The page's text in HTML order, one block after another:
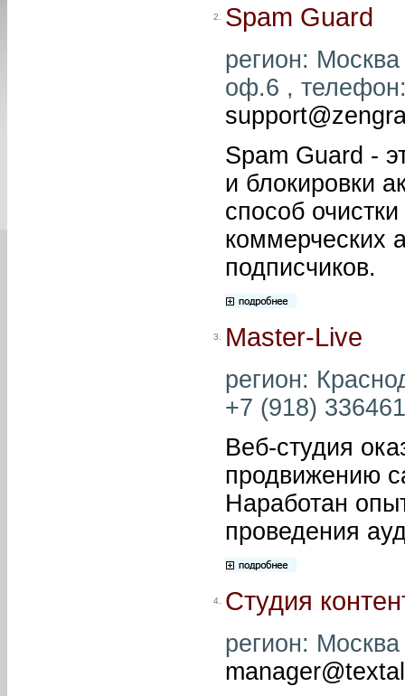
2. Spam Guard
регион:
оф.6 ,
Spam Guard -
и блокировки
способ
коммерческих
подписчиков.
3. Master-Live
регион:
+7 (918)
Веб-студия
продвижению
Наработан
проведения
4. Студия
регион: